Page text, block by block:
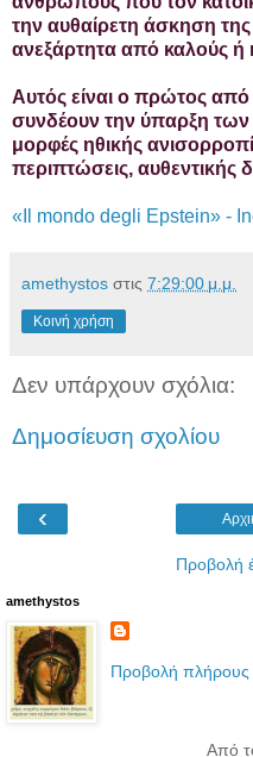
την αυθαίρετη άσκηση
ανεξάρτητα από καλούς ή
Αυτός είναι ο πρώτος
συνδέουν την ύπαρξη των
μορφές ηθικής
περιπτώσεις, αυθεντικής
«Il mondo degli Epstein» -
amethystos στις 7:29:00 μ.μ.
Κοινή χρήση
Δεν υπάρχουν σχόλια:
Δημοσίευση σχολίου
‹
Προβολή
amethystos
Προβολή πλήρους
Από